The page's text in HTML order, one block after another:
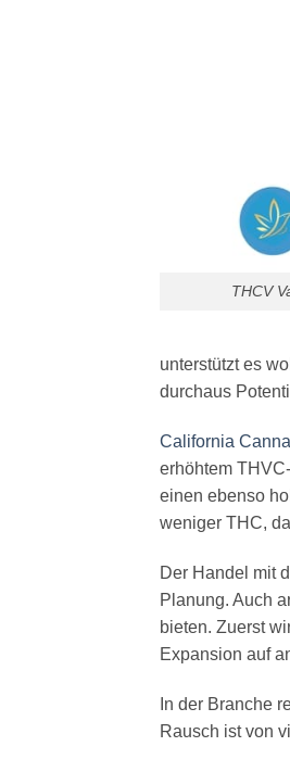
THCV
unterstützt es
durchaus
California
erhöhtem
einen ebenso
weniger THC,
Der Handel mit
Planung. Auch
bieten. Zuerst
Expansion auf
In der Branche
Rausch ist von